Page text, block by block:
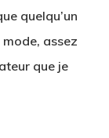
quelqu’un
assez
que je